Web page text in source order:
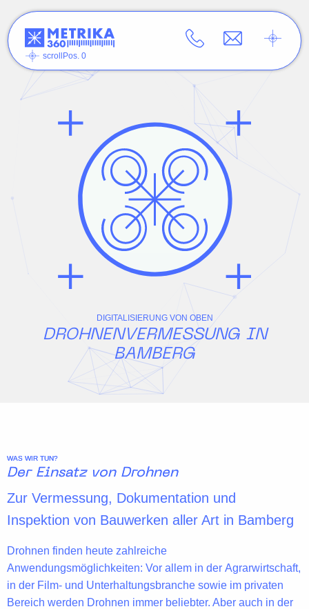
scrollPos. 0
DIGITALISIERUNG VON OBEN
DROHNENVERMESSUNG IN
BAMBERG
WAS WIR TUN?
Der Einsatz von Drohnen
Zur Vermessung, Dokumentation und
Inspektion von Bauwerken aller Art in Bamberg
Drohnen finden heute zahlreiche
Anwendungsmöglichkeiten: Vor allem in der Agrarwirtschaft,
in der Film- und Unterhaltungsbranche sowie im privaten
Bereich werden Drohnen immer beliebter. Aber auch in der